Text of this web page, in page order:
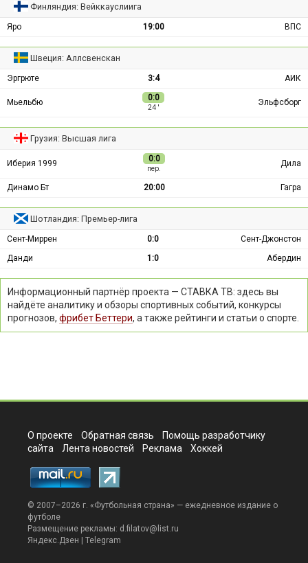
Финляндия: Вейккауслиига
Яро 19:00 ВПС
Швеция: Аллсвенскан
Эргрюте 3:4 АИК
Мьельбю 0:0
24 ′
Эльфсборг
Грузия: Высшая лига
Иберия 1999 0:0
пер.
Дила
Динамо Бт 20:00 Гагра
Шотландия: Премьер-лига
Сент-Миррен 0:0
Сент-Джонстон
Данди
1:0 Абердин
Информационный партнёр проекта — СТАВКА ТВ: здесь вы
найдёте аналитику и обзоры спортивных событий, конкурсы
прогнозов, фрибет Беттери, а также рейтинги и статьи о спорте.
О проекте Обратная связь
Помощь разработчику
сайта
Лента новостей Реклама Хоккей
© 2007–2026 г. «Футбольная страна» — ежедневное издание о
футболе
Размещение рекламы: d.filatov@list.ru
Яндекс.Дзен | Telegram